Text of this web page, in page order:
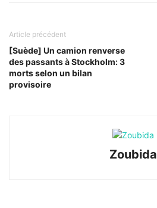
Article précédent
[Suède] Un camion renverse
des passants à Stockholm: 3
morts selon un bilan
provisoire
Zoubida